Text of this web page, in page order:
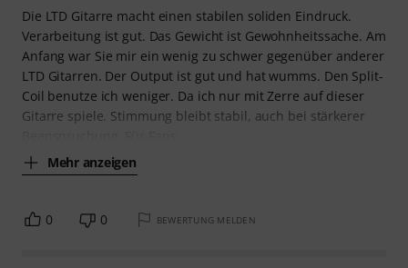
Die LTD Gitarre macht einen stabilen soliden Eindruck.
Verarbeitung ist gut. Das Gewicht ist Gewohnheitssache. Am
Anfang war Sie mir ein wenig zu schwer gegenüber anderer
LTD Gitarren. Der Output ist gut und hat wumms. Den Split-
Coil benutze ich weniger. Da ich nur mit Zerre auf dieser
Gitarre spiele. Stimmung bleibt stabil, auch bei stärkerer
Mehr anzeigen
0 0 BEWERTUNG MELDEN